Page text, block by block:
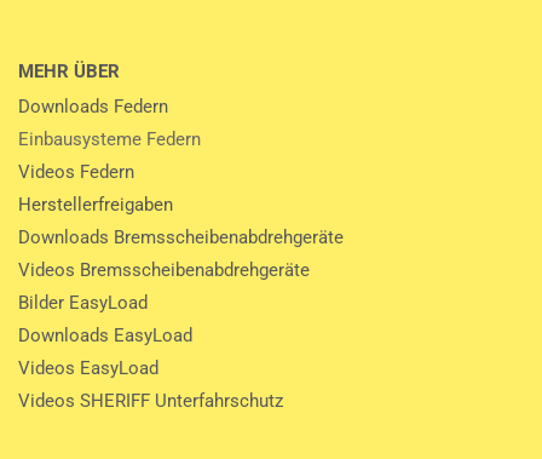
MEHR ÜBER
Downloads Federn
Einbausysteme Federn
Videos Federn
Herstellerfreigaben
Downloads Bremsscheibenabdrehgeräte
Videos Bremsscheibenabdrehgeräte
Bilder EasyLoad
Downloads EasyLoad
Videos EasyLoad
Videos SHERIFF Unterfahrschutz